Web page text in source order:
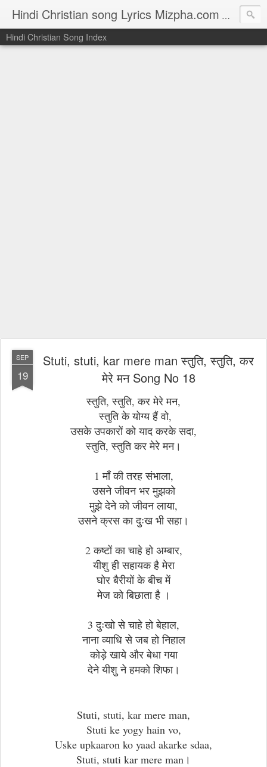
Hindi Christian song Lyrics Mizpha.com Hindi
Hindi Christian Song Index
SEP
19
Stuti, stuti, kar mere man स्तुति, स्तुति, कर
मेरे मन Song No 18
स्तुति, स्तुति, कर मेरे मन,
स्तुति के योग्य हैं वो,
उसके उपकारों को याद करके सदा,
स्तुति, स्तुति कर मेरे मन।
1 माँ की तरह संभाला,
उसने जीवन भर मुझको
मुझे देने को जीवन लाया,
उसने क्रस का दुःख भी सहा।
2 कष्टों का चाहे हो अम्बार,
यीशु ही सहायक है मेरा
घोर बैरीयों के बीच में
मेज को बिछाता है ।
3 दुःखो से चाहे हो बेहाल,
नाना व्याधि से जब हो निहाल
कोड़े खाये और बेधा गया
देने यीशु ने हमको शिफा।
Stuti, stuti, kar mere man,
Stuti ke yogy hain vo,
Uske upkaaron ko yaad akarke sdaa,
Stuti, stuti kar mere man।